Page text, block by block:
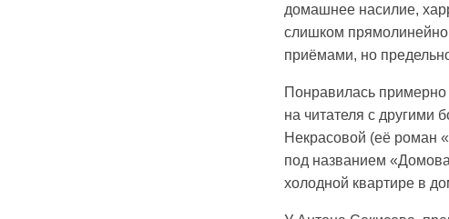
домашнее насилие,
слишком
приёмами, но
Понравилась примерно
на читателя с другими
Некрасовой (её роман
под названием
холодной квартире в